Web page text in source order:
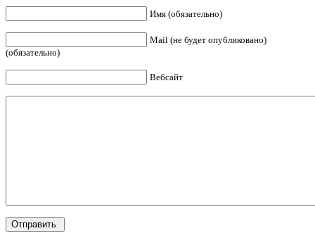
Имя (обязательно)
Mail (не будет опубликовано)
(обязательно)
Вебсайт